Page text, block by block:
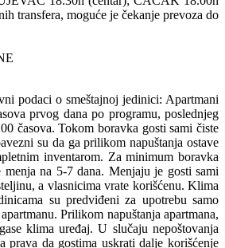
transfera, moguće je čekanje prevoza do
podaci o smeštajnoj jedinici: Apartmani
prvog dana po programu, poslednjeg
časova. Tokom boravka gosti sami čiste
su da ga prilikom napuštanja ostave
inventarom. Za minimum boravka
na 5-7 dana. Menjaju je gosti sami
a vlasnicima vrate korišćenu. Klima
su predviđeni za upotrebu samo
Prilikom napuštanja apartmana,
klima uređaj. U slučaju nepoštovanja
prava da gostima uskrati dalje korišćenje